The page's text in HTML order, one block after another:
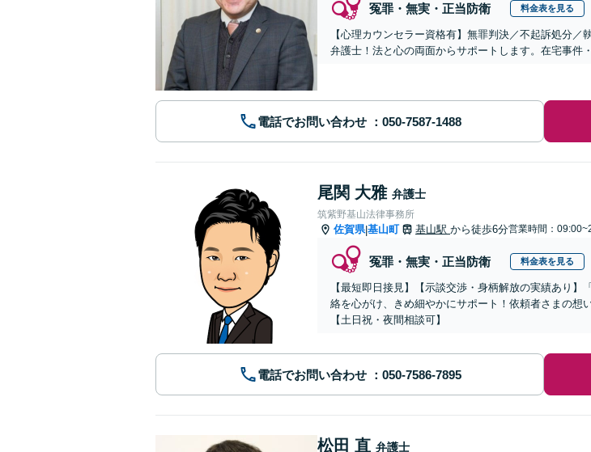
冤罪・無実・正当防衛 料金表を見る
【心理カウンセラー資格有】無罪判決／不起訴処分
弁護士！法と心の両面からサポートします。在宅事件
電話でお問い合わせ
尾関 大雅 弁護士
筑紫野基山法律事務所
佐賀県|基山町 基山駅 から徒歩6分営業時間：
冤罪・無実・正当防衛 料金表を見る
【最短即日接見】【示談交渉・身柄解放の実績あり
絡を心がけ、きめ細やかにサポート！依頼者さまの想
【土日祝・夜間相談可】
電話でお問い合わせ
松田 直 弁護士